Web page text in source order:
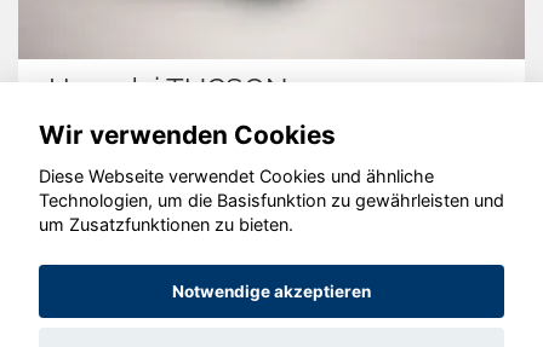
Hyundai TUCSON
© konjunkturmotor.de GmbH 2020 - 2026
Wir verwenden Cookies
Diese Webseite verwendet Cookies und ähnliche
Technologien, um die Basisfunktion zu gewährleisten und
um Zusatzfunktionen zu bieten.
Notwendige akzeptieren